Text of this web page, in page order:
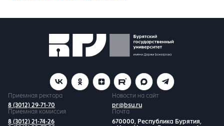
Приемная ректора
8 (3012) 29-71-70
Новости на сайт
pr@bsu.ru
Приемная комиссия
8 (3012) 21-74-26
Почта
670000, Республика Бурятия,